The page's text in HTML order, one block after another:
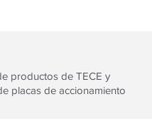
productos de TECE y
placas de accionamiento